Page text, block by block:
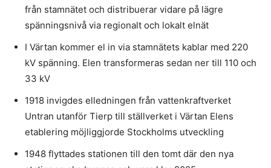
från stamnätet och distribuerar vidare på lägre
spänningsnivå via regionalt och lokalt elnät
I Värtan kommer el in via stamnätets kablar med 220
kV spänning. Elen transformeras sedan ner till 110 och
33 kV
1918 invigdes elledningen från vattenkraftverket
Untran utanför Tierp till ställverket i Värtan Elens
etablering möjliggjorde Stockholms utveckling
1948 flyttades stationen till den tomt där den nya